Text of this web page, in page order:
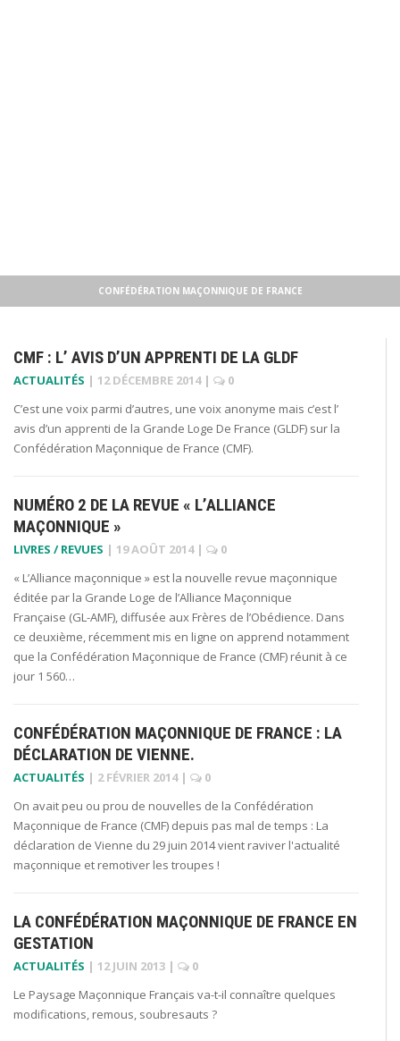
CONFÉDÉRATION MAÇONNIQUE DE FRANCE
CMF : L’ AVIS D’UN APPRENTI DE LA GLDF
ACTUALITÉS | 12 DÉCEMBRE 2014 |
0
C’est une voix parmi d’autres, une voix anonyme mais c’est l’
avis d’un apprenti de la Grande Loge De France (GLDF) sur la
Confédération Maçonnique de France (CMF).
NUMÉRO 2 DE LA REVUE « L’ALLIANCE
MAÇONNIQUE »
LIVRES / REVUES | 19 AOÛT 2014 |
0
« L’Alliance maçonnique » est la nouvelle revue maçonnique
éditée par la Grande Loge de l’Alliance Maçonnique
Française (GL-AMF), diffusée aux Frères de l’Obédience. Dans
ce deuxième, récemment mis en ligne on apprend notamment
que la Confédération Maçonnique de France (CMF) réunit à ce
jour 1 560…
CONFÉDÉRATION MAÇONNIQUE DE FRANCE : LA
DÉCLARATION DE VIENNE.
ACTUALITÉS | 2 FÉVRIER 2014 |
0
On avait peu ou prou de nouvelles de la Confédération
Maçonnique de France (CMF) depuis pas mal de temps : La
déclaration de Vienne du 29 juin 2014 vient raviver l'actualité
maçonnique et remotiver les troupes !
LA CONFÉDÉRATION MAÇONNIQUE DE FRANCE EN
GESTATION
ACTUALITÉS | 12 JUIN 2013 |
0
Le Paysage Maçonnique Français va-t-il connaître quelques
modifications, remous, soubresauts ?